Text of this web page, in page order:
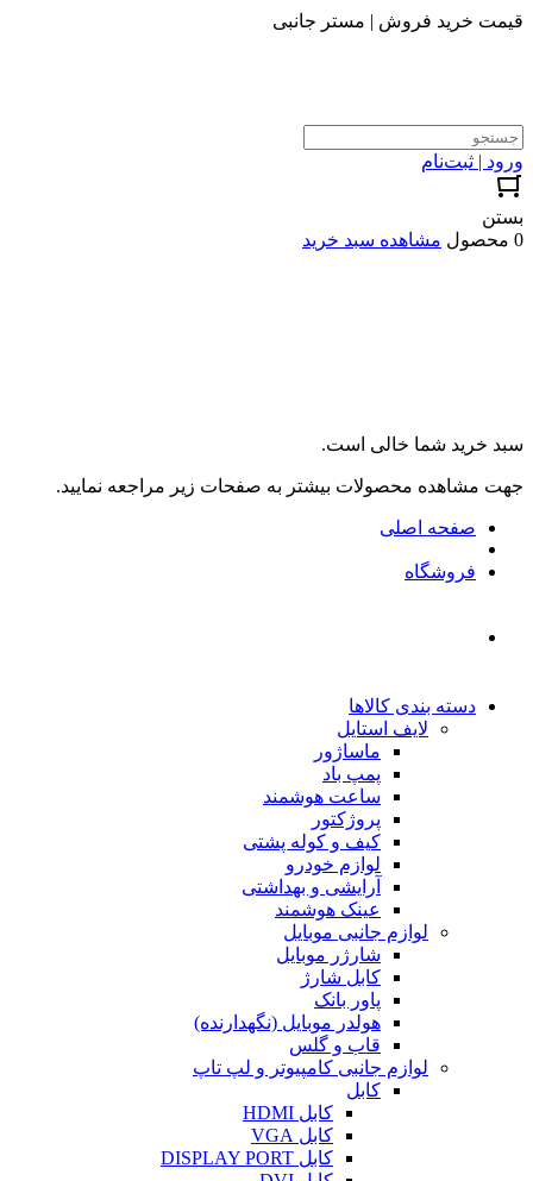
قیمت خرید فروش | مستر جانبی
ورود | ثبت‌نام
بستن
0 محصول
مشاهده سبد خرید
سبد خرید شما خالی است.
جهت مشاهده محصولات بیشتر به صفحات زیر مراجعه نمایید.
صفحه اصلی
فروشگاه
دسته بندی کالاها
لایف استایل
ماساژور
پمپ باد
ساعت هوشمند
پروژکتور
کیف و کوله پشتی
لوازم خودرو
آرایشی و بهداشتی
عینک هوشمند
لوازم جانبی موبایل
شارژر موبایل
کابل شارژ
پاور بانک
هولدر موبایل (نگهدارنده)
قاب و گلس
لوازم جانبی کامپیوتر و لپ تاپ
کابل
کابل HDMI
کابل VGA
کابل DISPLAY PORT